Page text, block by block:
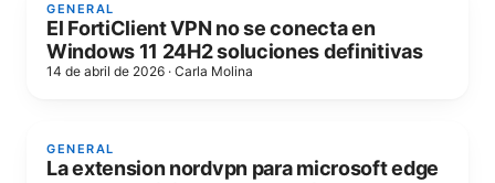
GENERAL
El FortiClient VPN no se conecta en
Windows 11 24H2 soluciones definitivas
14 de abril de 2026 · Carla Molina
GENERAL
La extension nordvpn para microsoft edge